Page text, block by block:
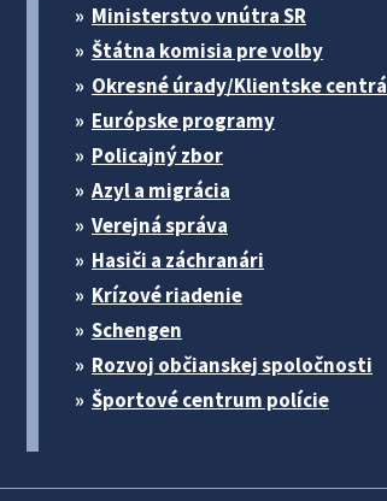
Ministerstvo vnútra SR
Štátna komisia pre volby
Okresné úrady/Klientske centrá
Európske programy
Policajný zbor
Azyl a migrácia
Verejná správa
Hasiči a záchranári
Krízové riadenie
Schengen
Rozvoj občianskej spoločnosti
Športové centrum polície